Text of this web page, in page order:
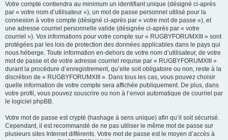
Votre compte contiendra au minimum un identifiant unique (désigné ci-après
par « votre nom d’utilisateur »), un mot de passe personnel utilisé pour la
connexion à votre compte (désigné ci-après par « votre mot de passe »), et
une adresse courriel personnelle valide (désignée ci-après par « votre
courriel »). Vos informations pour votre compte sur « RUGBYFORUMXIII » sont
protégées par les lois de protection des données applicables dans le pays qui
nous héberge. Toute information en-dehors de votre nom d’utilisateur, de votre
mot de passe et de votre adresse courriel requise par « RUGBYFORUMXIII »
durant la procédure d’enregistrement, qu’elle soit obligatoire ou non, reste à la
discrétion de « RUGBYFORUMXIII ». Dans tous les cas, vous pouvez choisir
quelle information de votre compte sera affichée publiquement. De plus, dans
votre profil, vous pouvez souscrire ou non à l’envoi automatique de courriel par
le logiciel phpBB.
Votre mot de passe est crypté (hashage à sens unique) afin qu’il soit sécurisé.
Cependant, il est recommandé de ne pas utiliser le même mot de passe sur
plusieurs sites Internet différents. Votre mot de passe est le moyen d’accès à